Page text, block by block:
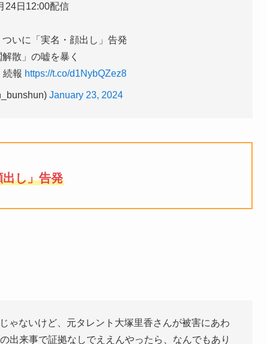
24日12:00配信
いに「実名・顔出し」告発
散」の嘘を暴く
続報 https://t.co/d1NybQZez8
January 23, 2024
し」告発
ゃないけど、元タレント大塚里香さんが被害にあわ
出来事で証拠なしでええんやったら、なんでもあり